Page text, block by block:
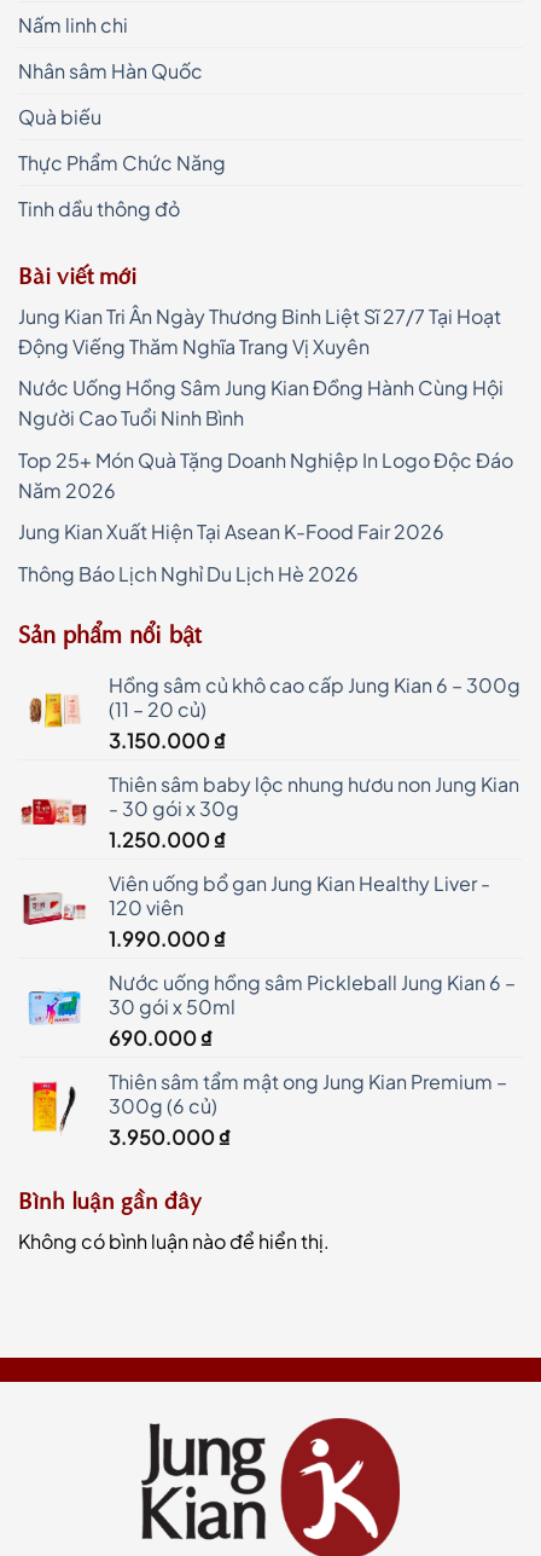
Nấm linh chi
Nhân sâm Hàn Quốc
Quà biếu
Thực Phẩm Chức Năng
Tinh dầu thông đỏ
Bài viết mới
Jung Kian Tri Ân Ngày Thương Binh Liệt Sĩ 27/7 Tại Hoạt
Động Viếng Thăm Nghĩa Trang Vị Xuyên
Nước Uống Hồng Sâm Jung Kian Đồng Hành Cùng Hội
Người Cao Tuổi Ninh Bình
Top 25+ Món Quà Tặng Doanh Nghiệp In Logo Độc Đáo
Năm 2026
Jung Kian Xuất Hiện Tại Asean K-Food Fair 2026
Thông Báo Lịch Nghỉ Du Lịch Hè 2026
Sản phẩm nổi bật
Hồng sâm củ khô cao cấp Jung Kian 6 – 300g
(11 – 20 củ)
3.150.000₫
Thiên sâm baby lộc nhung hươu non Jung Kian
- 30 gói x 30g
1.250.000₫
Viên uống bổ gan Jung Kian Healthy Liver -
120 viên
1.990.000₫
Nước uống hồng sâm Pickleball Jung Kian 6 –
30 gói x 50ml
690.000₫
Thiên sâm tẩm mật ong Jung Kian Premium –
300g (6 củ)
3.950.000₫
Bình luận gần đây
Không có bình luận nào để hiển thị.